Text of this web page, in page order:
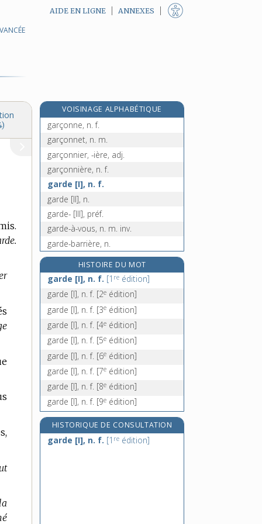
AIDE EN LIGNE ANNEXES
VOISINAGE ALPHABÉTIQUE
garçon, n. m.
garçonne, n. f.
garçonnet, n. m.
garçonnier, -ière, adj.
garçonnière, n. f.
garde [I], n. f.
garde [II], n.
garde- [III], préf.
garde-à-vous, n. m. inv.
garde-barrière, n.
garde-bœuf, n. m.
garde bois, n. m.[1reédition]
garde-boue, n. m.
e
HISTOIRE DU MOT
garde [I], n. f. [1 re édition]
garde [I], n. f. [2e édition]
garde [I], n. f. [3e édition]
garde [I], n. f. [4e édition]
garde [I], n. f. [5e édition]
garde [I], n. f. [6e édition]
garde [I], n. f. [7e édition]
garde [I], n. f. [8e édition]
garde [I], n. f. [9e édition]
HISTORIQUE DE CONSULTATION
garde [I], n. f. [1 re édition]